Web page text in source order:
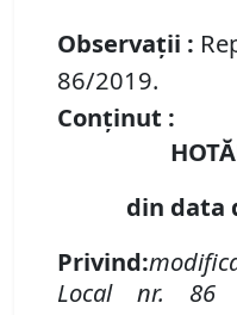
Observații :
86/2019.
Conținut :
din data
Privind:
Local nr. 86